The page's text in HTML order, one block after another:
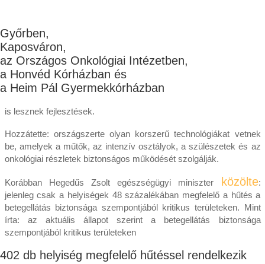
Győrben,
Kaposváron,
az Országos Onkológiai Intézetben,
a Honvéd Kórházban és
a Heim Pál Gyermekkórházban
is lesznek fejlesztések.
Hozzátette: országszerte olyan korszerű technológiákat vetnek
be, amelyek a műtők, az intenzív osztályok, a szülészetek és az
onkológiai részletek biztonságos működését szolgálják.
Korábban Hegedűs Zsolt egészségügyi miniszter közölte:
jelenleg csak a helyiségek 48 százalékában megfelelő a hűtés a
betegellátás biztonsága szempontjából kritikus területeken. Mint
írta: az aktuális állapot szerint a betegellátás biztonsága
szempontjából kritikus területeken
402 db helyiség megfelelő hűtéssel rendelkezik